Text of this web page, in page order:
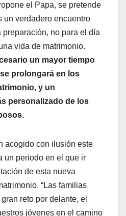
el Papa, se pretende
un verdadero encuentro
no para el día
vida de matrimonio.
un mayor tiempo
prolongará en los
y un
personalizado de los
acogido con ilusión este
un periodo en el que ir
de esta nueva
“Las familias
reto por delante, el
jóvenes en el camino